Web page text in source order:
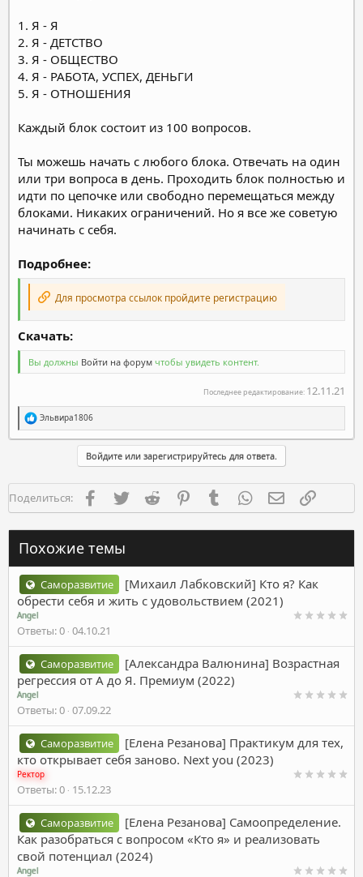
1. Я - Я
2. Я - ДЕТСТВО
3. Я - ОБЩЕСТВО
4. Я - РАБОТА, УСПЕХ, ДЕНЬГИ
5. Я - ОТНОШЕНИЯ
Каждый блок состоит из 100 вопросов.
Ты можешь начать с любого блока. Отвечать на один
или три вопроса в день. Проходить блок полностью и
идти по цепочке или свободно перемещаться между
блоками. Никаких ограничений. Но я все же советую
начинать с себя.
Подробнее:
Для просмотра ссылок пройдите регистрацию
Скачать:
Вы должны Войти на форум чтобы увидеть контент.
Последнее редактирование: 12.11.21
Р
е
а
и
:
Эльвира1806
Войдите или зарегистрируйтесь для ответа.
Поделиться: FacebookTwitter Reddit PinterestTumblr WhatsAppЭлектронная
Похожие темы
Саморазвитие
[Михаил Лабковский] Кто я? Как
обрести себя и жить с удовольствием (2021)
Angel
Ответы 0 04.10.21
Саморазвитие
[Александра Валюнина] Возрастная
регрессия от А до Я. Премиум (2022)
Angel
Ответы 0 07.09.22
Саморазвитие
[Елена Резанова] Практикум для тех,
кто открывает себя заново. Next you (2023)
Ректор
Ответы 0 15.12.23
Саморазвитие
[Елена Резанова] Самоопределение.
Как разобраться с вопросом «Кто я» и реализовать
свой потенциал (2024)
Angel